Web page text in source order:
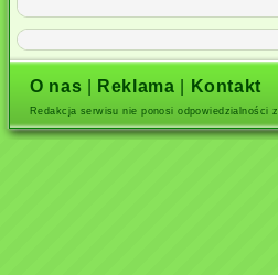
O nas Reklama Kontakt
Redakcja serwisu nie ponosi odpowiedzialności